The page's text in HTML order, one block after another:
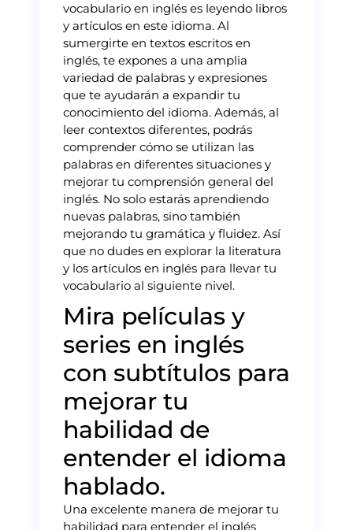
vocabulario en inglés es leyendo libros
y artículos en este idioma. Al
sumergirte en textos escritos en
inglés, te expones a una amplia
variedad de palabras y expresiones
que te ayudarán a expandir tu
conocimiento del idioma. Además, al
leer contextos diferentes, podrás
comprender cómo se utilizan las
palabras en diferentes situaciones y
mejorar tu comprensión general del
inglés. No solo estarás aprendiendo
nuevas palabras, sino también
mejorando tu gramática y fluidez. Así
que no dudes en explorar la literatura
y los artículos en inglés para llevar tu
vocabulario al siguiente nivel.
Mira películas y
series en inglés
con subtítulos para
mejorar tu
habilidad de
entender el idioma
hablado.
Una excelente manera de mejorar tu
habilidad para entender el inglés